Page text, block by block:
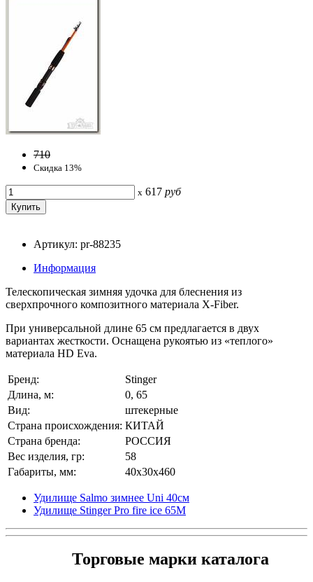
710
Скидка 13%
x 617 руб
Артикул: pr-88235
Информация
Телескопическая зимняя удочка для блеснения из
сверхпрочного композитного материала X-Fiber.
При универсальной длине 65 см предлагается в двух
вариантах жесткости. Оснащена рукоятью из «теплого»
материала HD Eva.
Бренд:
Stinger
Длина, м:
0, 65
Вид:
штекерные
Страна происхождения: КИТАЙ
Страна бренда:
РОССИЯ
Вес изделия, гр:
58
Габариты, мм:
40x30x460
Удилище Salmo зимнее Uni 40см
Удилище Stinger Pro fire ice 65M
Торговые марки каталога